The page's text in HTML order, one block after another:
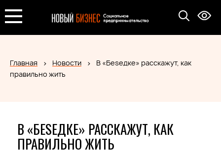
Главная Новости
В «Беsедке» расскажут, как
правильно жить
В «БЕSЕДКЕ» РАССКАЖУТ, КАК
ПРАВИЛЬНО ЖИТЬ